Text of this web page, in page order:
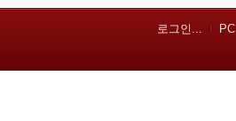
로그인... PC